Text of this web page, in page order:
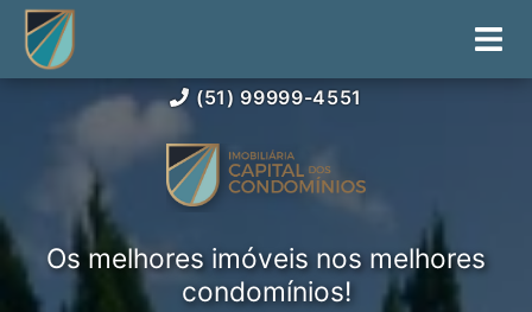
(51) 99999-4551
Os melhores imóveis nos melhores
condomínios!